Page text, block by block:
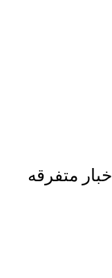
اخبار متفرقه